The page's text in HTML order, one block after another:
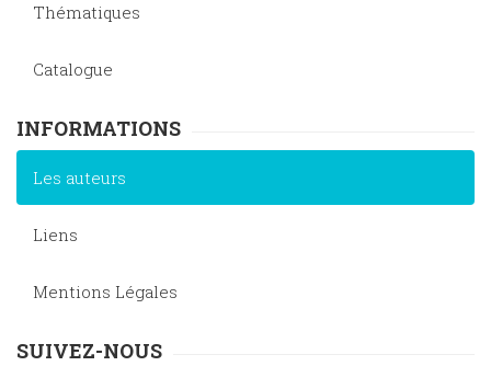
Thématiques
Catalogue
INFORMATIONS
Les auteurs
Liens
Mentions Légales
SUIVEZ-NOUS